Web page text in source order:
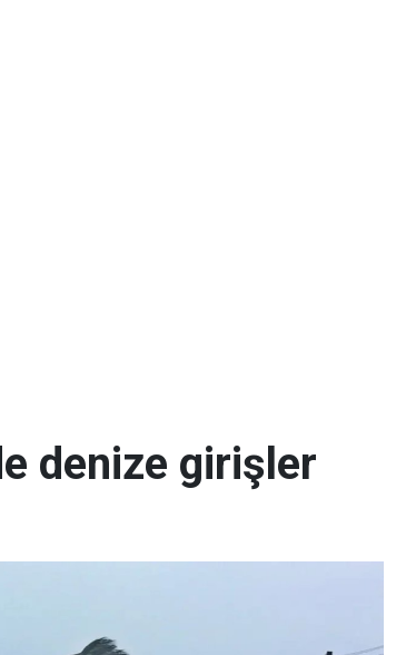
denize girişler